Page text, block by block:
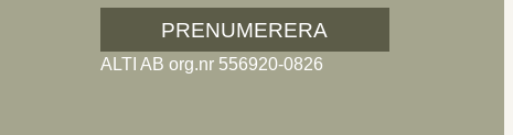
PRENUMERERA
ALTI AB org.nr 556920-0826